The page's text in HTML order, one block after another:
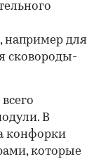
для
сковороды-
В
конфорки
которые